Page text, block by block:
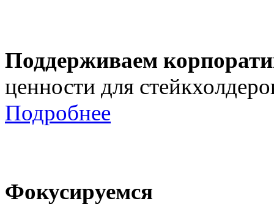
Поддерживаем
ценности для
Подробнее
Фокусируемся